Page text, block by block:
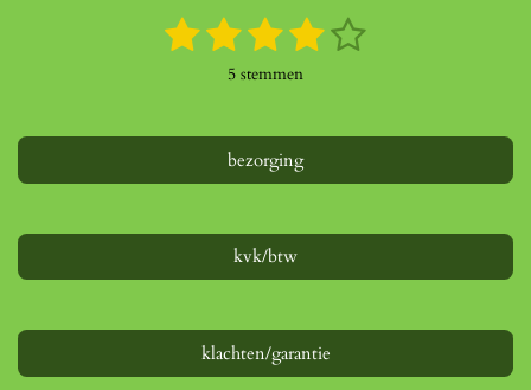
:
e
r
n
1
e
r
2
e
r
r
3
s
e
r
r
e
4
s
e
r
r
e
5
e
r
r
e
5 stemmen
bezorging
kvk/btw
klachten/garantie